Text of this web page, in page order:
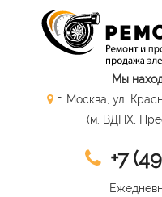
Мы
г. Москва, ул.
(м. ВДНХ,
+7